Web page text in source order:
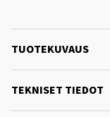
TUOTEKUVAUS
TEKNISET TIEDOT